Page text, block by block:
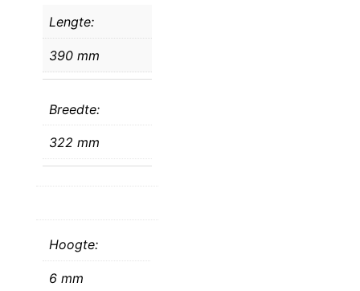
Lengte:
390 mm
Breedte:
322 mm
Hoogte:
6 mm